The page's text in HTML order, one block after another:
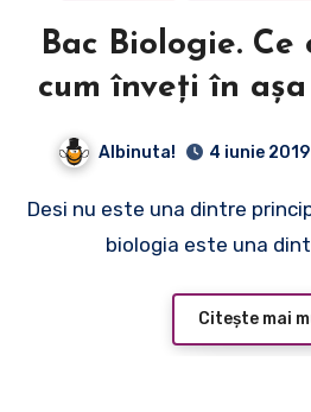
Bac Biologie.
cum înveți în
Albinuta! 4 iunie 2019
Desi nu este una dintre principalele materii de bac,
biologia este una
Citește mai